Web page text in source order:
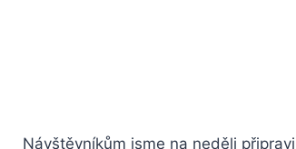
Návštěvníkům jsme na neděli